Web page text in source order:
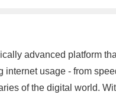
advanced platform
usage - from
of the digital world.